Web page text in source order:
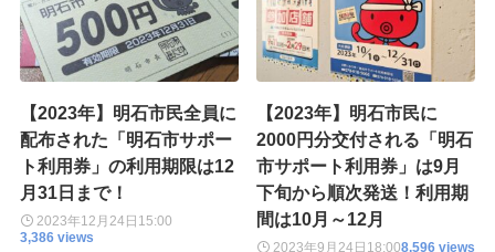
【2023年】明石市民全員に
配布された「明石市サポー
ト利用券」の利用期限は12
月31日まで！
2023年12月24日 15:00
3,386 views
【2023年】明石市民に
2000円分交付される「明石
市サポート利用券」は9月
下旬から順次発送！利用期
間は10月～12月
2023年9月24日 18:008,596 views